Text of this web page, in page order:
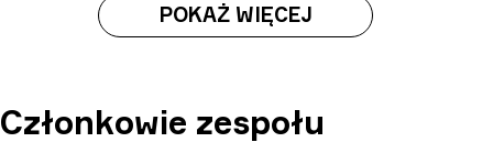
POKAŻ WIĘCEJ
Członkowie zespołu